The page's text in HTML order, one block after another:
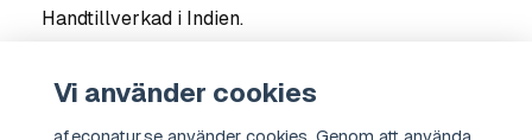
Handtillverkad i Indien.
Vi använder cookies